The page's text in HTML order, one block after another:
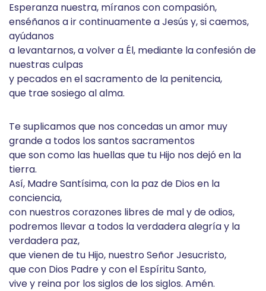
Esperanza nuestra, míranos con compasión,
enséñanos a ir continuamente a Jesús y, si caemos,
ayúdanos
a levantarnos, a volver a Él, mediante la confesión de
nuestras culpas
y pecados en el sacramento de la penitencia,
que trae sosiego al alma.
Te suplicamos que nos concedas un amor muy
grande a todos los santos sacramentos
que son como las huellas que tu Hijo nos dejó en la
tierra.
Así, Madre Santísima, con la paz de Dios en la
conciencia,
con nuestros corazones libres de mal y de odios,
podremos llevar a todos la verdadera alegría y la
verdadera paz,
que vienen de tu Hijo, nuestro Señor Jesucristo,
que con Dios Padre y con el Espíritu Santo,
vive y reina por los siglos de los siglos. Amén.